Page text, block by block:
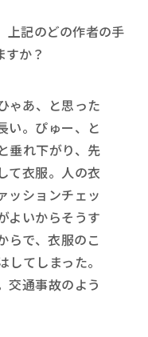
上記のどの作者の手
すか？
ゃあ、と思った
い。ぴゅー、と
垂れ下がり、先
て衣服。人の衣
ッションチェッ
よいからそうす
らで、衣服のこ
てしまった。
交通事故のよう